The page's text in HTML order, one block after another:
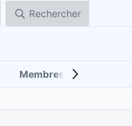
Rechercher
Membres